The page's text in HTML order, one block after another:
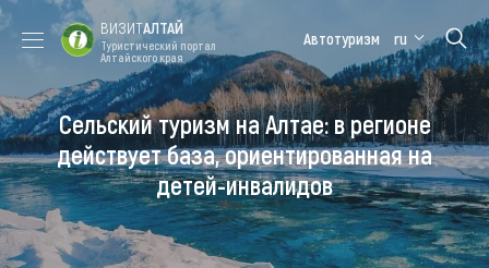
Форум VISIT
ALTAI
Цветение
маральника
Медицинский
форум
Алтайская
зимовка
Туры
Где побывать
ВИЗИТАЛТАЙ
Туристический портал
Алтайского края
Автотуризм ru
Сельский туризм на Алтае: в регионе
действует база, ориентированная на
детей-инвалидов